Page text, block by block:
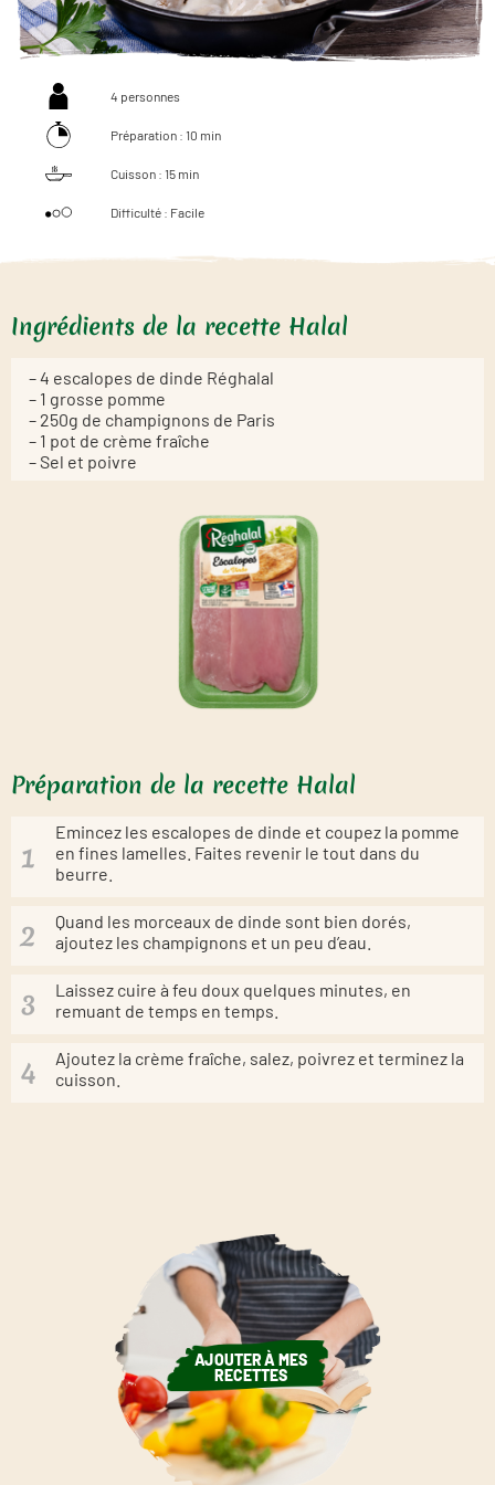
4 personnes
Préparation : 10 min
Cuisson : 15 min
Difficulté : Facile
Ingrédients de la recette Halal
– 4 escalopes de dinde Réghalal
– 1 grosse pomme
– 250g de champignons de Paris
– 1 pot de crème fraîche
– Sel et poivre
Préparation de la recette Halal
Emincez les escalopes de dinde et coupez la pomme
en fines lamelles. Faites revenir le tout dans du
beurre.
Quand les morceaux de dinde sont bien dorés,
ajoutez les champignons et un peu d’eau.
Laissez cuire à feu doux quelques minutes, en
remuant de temps en temps.
Ajoutez la crème fraîche, salez, poivrez et terminez la
cuisson.
AJOUTER À MES
RECETTES